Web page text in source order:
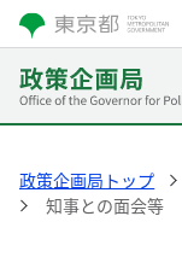
政策企画局トップ
知事との面会等